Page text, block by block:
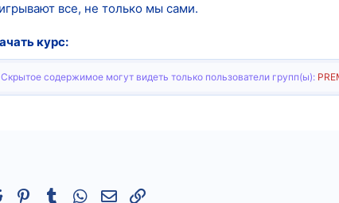
все, не только мы сами.
курс:
Скрытое содержимое могут видеть только пользователи групп(ы):
Reddit Pinterest
TumblrWhatsAppЭлектронная почта
Ссылка